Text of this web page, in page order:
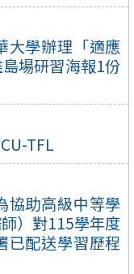
大學辦理「適應
場研習海報1份
TFL
協助高級中等學
）對115學年度
已配送學習歷程